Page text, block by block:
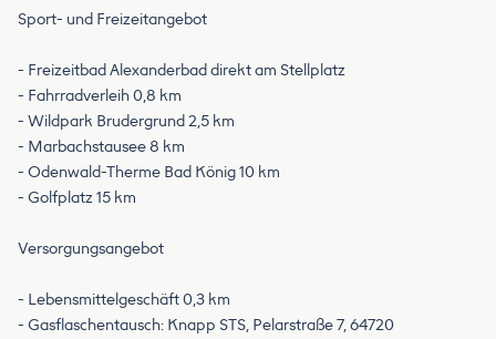
Sport- und Freizeitangebot
- Freizeitbad Alexanderbad direkt am Stellplatz
- Fahrradverleih 0,8 km
- Wildpark Brudergrund 2,5 km
- Marbachstausee 8 km
- Odenwald-Therme Bad König 10 km
- Golfplatz 15 km
Versorgungsangebot
- Lebensmittelgeschäft 0,3 km
- Gasflaschentausch: Knapp STS, Pelarstraße 7, 64720